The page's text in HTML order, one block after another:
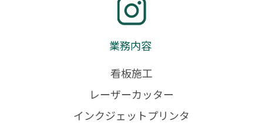
業務内容
看板施工
レーザーカッター
インクジェットプリンタ